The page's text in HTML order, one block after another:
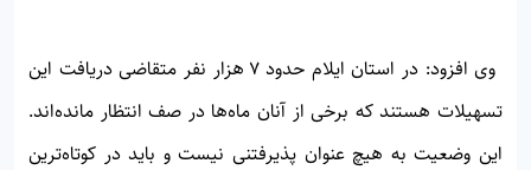
وی افزود: در استان ایلام حدود ۷ هزار نفر متقاضی دریافت این
تسهیلات هستند که برخی از آنان ماه‌ها در صف انتظار مانده‌اند.
این وضعیت به هیچ عنوان پذیرفتنی نیست و باید در کوتاه‌ترین